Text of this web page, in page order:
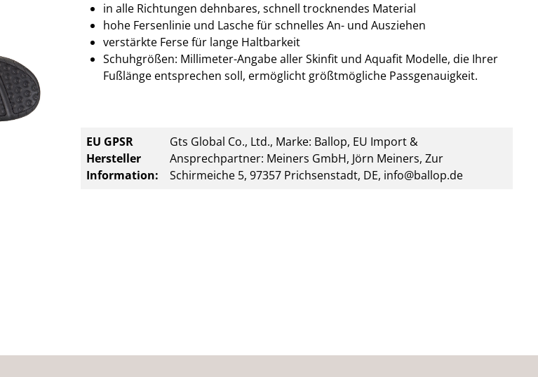
in alle Richtungen dehnbares, schnell trocknendes Material
hohe Fersenlinie und Lasche für schnelles An- und Ausziehen
verstärkte Ferse für lange Haltbarkeit
Schuhgrößen: Millimeter-Angabe aller Skinfit und Aquafit Modelle, die Ihrer
Fußlänge entsprechen soll, ermöglicht größtmögliche Passgenauigkeit.
EU GPSR
Hersteller
Information:
Gts Global Co., Ltd., Marke: Ballop, EU Import &
Ansprechpartner: Meiners GmbH, Jörn Meiners, Zur
Schirmeiche 5, 97357 Prichsenstadt, DE, info@ballop.de